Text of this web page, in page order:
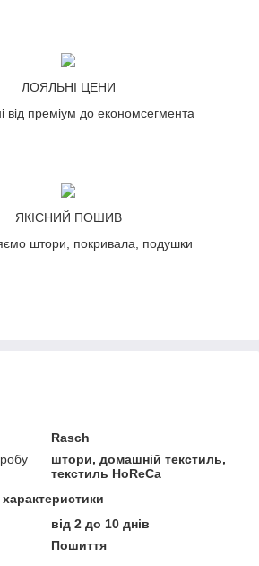
ЛОЯЛЬНІ ЦЕНИ
від преміум до економсегмента
ЯКІСНИЙ ПОШИВ
штори, покривала, подушки
Rasch
штори, домашній текстиль,
текстиль HoReCa
від 2 до 10 днів
Пошиття